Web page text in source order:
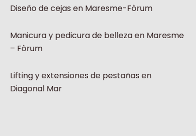
Diseño de cejas en Maresme-Fòrum
Manicura y pedicura de belleza en Maresme
– Fòrum
Lifting y extensiones de pestañas en
Diagonal Mar